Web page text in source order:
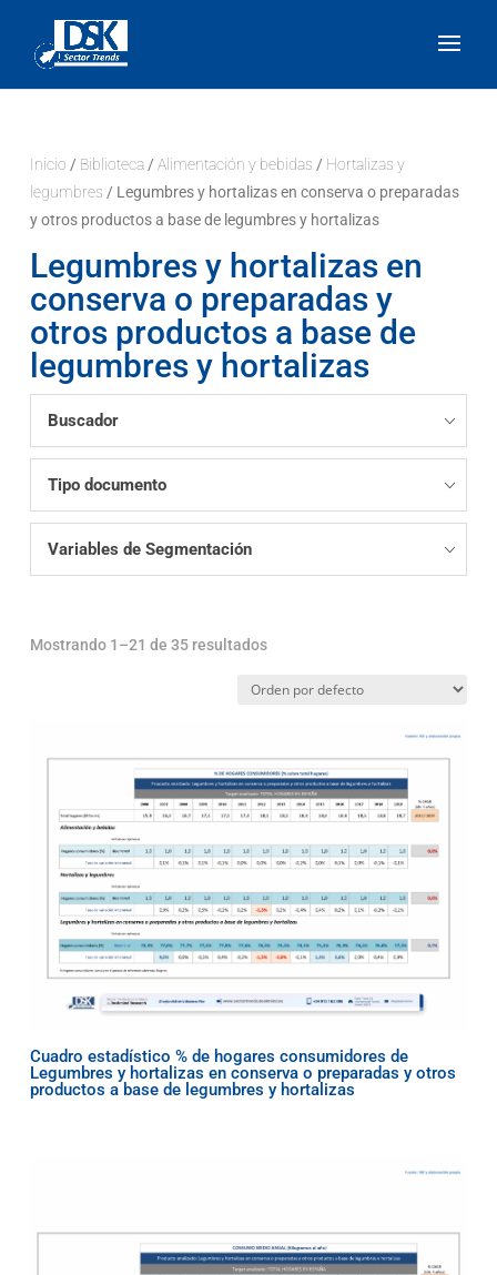
Inicio / Biblioteca/ Alimentación y bebidas / Hortalizas y
legumbres / Legumbres y hortalizas en conserva o preparadas
y otros productos a base de legumbres y hortalizas
Legumbres y hortalizas en
conserva o preparadas y
otros productos a base de
legumbres y hortalizas
Buscador
Tipo documento
Variables de Segmentación
Mostrando 1–21 de 35 resultados
Cuadro estadístico % de hogares consumidores de
Legumbres y hortalizas en conserva o preparadas y otros
productos a base de legumbres y hortalizas